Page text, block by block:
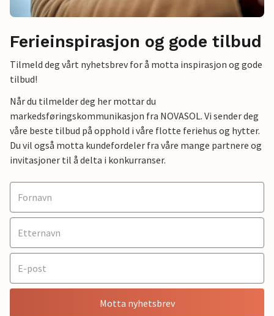
Ferieinspirasjon og gode tilbud
Tilmeld deg vårt nyhetsbrev for å motta inspirasjon og gode
tilbud!
Når du tilmelder deg her mottar du
markedsføringskommunikasjon fra NOVASOL. Vi sender deg
våre beste tilbud på opphold i våre flotte feriehus og hytter.
Du vil også motta kundefordeler fra våre mange partnere og
invitasjoner til å delta i konkurranser.
Motta nyhetsbrev